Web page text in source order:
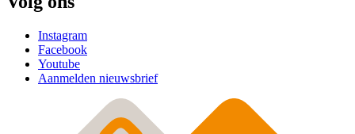
Instagram
Facebook
Youtube
Aanmelden nieuwsbrief